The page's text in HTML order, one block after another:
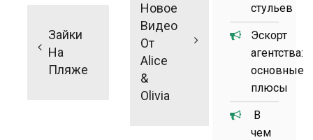
записям
Зайки
На
Пляже
Новое
Видео
От
Alice
&
Olivia
стульев
Эскорт
агентства:
основные
плюсы
В
чем